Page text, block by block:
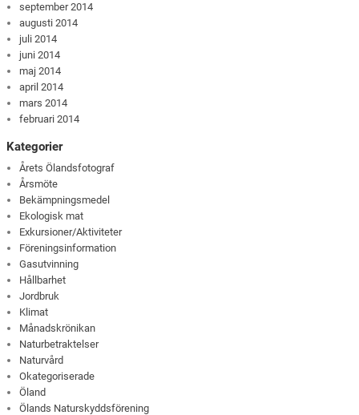
september 2014
augusti 2014
juli 2014
juni 2014
maj 2014
april 2014
mars 2014
februari 2014
Kategorier
Årets Ölandsfotograf
Årsmöte
Bekämpningsmedel
Ekologisk mat
Exkursioner/Aktiviteter
Föreningsinformation
Gasutvinning
Hållbarhet
Jordbruk
Klimat
Månadskrönikan
Naturbetraktelser
Naturvård
Okategoriserade
Öland
Ölands Naturskyddsförening